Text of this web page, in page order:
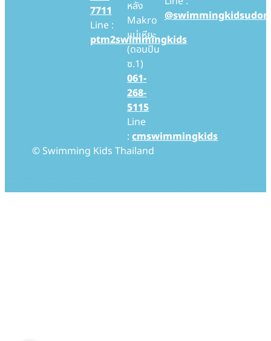
7711
Line :
ptm2swimmingkids
หลัง
Makro
แม่เหียะ
(ดอนปิน
ซ.1)
061-
268-
5115
Line
:cmswimmingkids
@swimmingkidsudon
© Swimming Kids Thailand